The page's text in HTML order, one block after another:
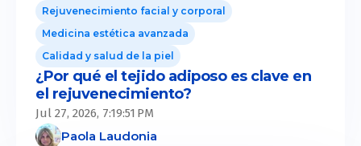
Rejuvenecimiento facial y corporal
Medicina estética avanzada
Calidad y salud de la piel
¿Por qué el tejido adiposo es clave en
el rejuvenecimiento?
Jul 27, 2026, 7:19:51 PM
Paola Laudonia